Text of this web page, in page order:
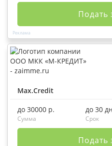
Подать
Max.Credit
до 30000 р.
Сумма
до 30
Срок
Подать